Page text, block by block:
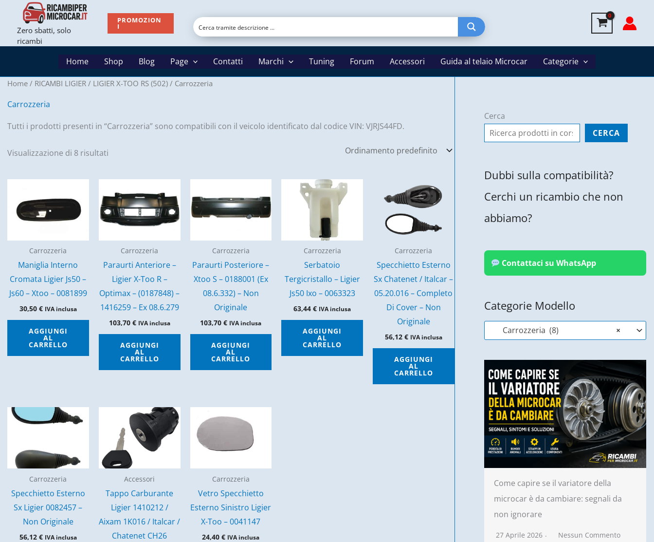
contenuto
Zero sbatti, solo
ricambi
PROMOZION
I
Home Shop Blog Page Contatti Marchi Tuning Forum Accessori Guida al telaio Microcar Categorie
Home / RICAMBI LIGIER / LIGIER X-TOO RS (502) / Carrozzeria
Carrozzeria
Tutti i prodotti presenti in “Carrozzeria” sono compatibili con il veicolo identificato dal codice VIN: VJRJS44FD.
Visualizzazione di 8 risultati
Carrozzeria
Maniglia Interno
Cromata Ligier Js50 –
Js60 – Xtoo – 0081899
30,50 € IVA inclusa
AGGIUNGI
AL
CARRELLO
Carrozzeria
Paraurti Anteriore –
Ligier X-Too R –
Optimax – (0187848) –
1416259 – Ex 08.6.279
103,70 € IVA inclusa
AGGIUNGI
AL
CARRELLO
Carrozzeria
Paraurti Posteriore –
Xtoo S – 0188001 (Ex
08.6.332) – Non
Originale
103,70€ IVA inclusa
AGGIUNGI
AL
CARRELLO
Carrozzeria
Serbatoio
Tergicristallo – Ligier
Js50 Ixo – 0063323
63,44€ IVA inclusa
AGGIUNGI
AL
CARRELLO
Carrozzeria
Specchietto Esterno
Sx Chatenet / Italcar –
05.20.016 – Completo
Di Cover – Non
Originale
56,12 € IVA inclusa
AGGIUNGI
AL
CARRELLO
Carrozzeria
Specchietto Esterno
Sx Ligier 0082457 –
Non Originale
56,12 € IVA inclusa
Accessori
Tappo Carburante
Ligier 1410212 /
Aixam 1K016 / Italcar /
Chatenet CH26
Carrozzeria
Vetro Specchietto
Esterno Sinistro Ligier
X-Too – 0041147
24,40€ IVA inclusa
Cerca
CERCA
Dubbi sulla compatibilità?
Cerchi un ricambio che non
abbiamo?
Contattaci su WhatsApp
Categorie Modello
×
Carrozzeria (8)
Come capire se il variatore della
microcar è da cambiare: segnali da
non ignorare
27 Aprile 2026 Nessun Commento